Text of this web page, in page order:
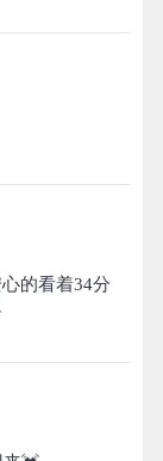
的看着34分